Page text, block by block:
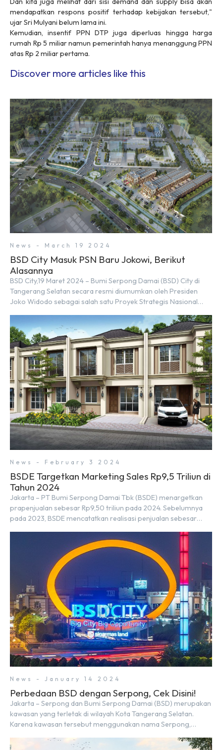
mendapatkan respons positif terhadap kebijakan tersebut,"
ujar Sri Mulyani belum lama ini.
Kemudian, insentif PPN DTP juga diperluas hingga harga
rumah Rp 5 miliar namun pemerintah hanya menanggung PPN
atas Rp 2 miliar pertama.
Discover more articles like this
News - March 19 2024
BSD City Masuk PSN Baru Jokowi, Berikut
Alasannya
BSD City,19 Maret 2024 – Bumi Serpong Damai (BSD) City di
Tangerang Selatan secara resmi diumumkan oleh Presiden
Joko Widodo sebagai salah satu Proyek Strategis Nasional
Koordinator Bidang Perekonomian, Airlangga Hartarto, setelah
Rapat Terbatas (ratas) bersama Jokowi di Istana Kepresidenan
pada hari Senin, 18 Maret 2024. Selain […]
News - February 3 2024
BSDE Targetkan Marketing Sales Rp9,5 Triliun di
Tahun 2024
Jakarta – PT Bumi Serpong Damai Tbk (BSDE) menargetkan
prapenjualan sebesar Rp9,50 triliun pada 2024. Sebelumnya
pada 2023, BSDE mencatatkan realisasi penjualan sebesar
Rp8,80 triliun. Menurut Direktur BSDE Hermawan Wijaya
menghadapi 2024, kondisi ekonomi global maupun nasional
dapat memengaruhi pertimbangan masyarakat untuk
membeli rumah maupun investasi di sektor […]
News - January 14 2024
Perbedaan BSD dengan Serpong, Cek Disini!
Jakarta – Serpong dan Bumi Serpong Damai (BSD) merupakan
kawasan yang terletak di wilayah Kota Tangerang Selatan.
Karena kawasan tersebut menggunakan nama Serpong,
merupakan tempat yang sama. Padahal anggapan tersebut